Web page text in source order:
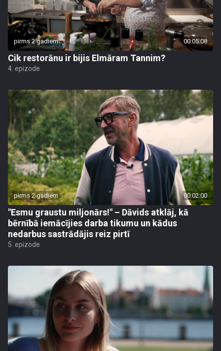
pirms 2 gadiem 00:05:08
Cik restorānu ir bijis Elmāram Tannim?
4. epizode
pirms 2 gadiem 00:02:00
"Esmu graustu miljonārs!" – Dāvids atklāj, kā
bērnībā iemācījies darba tikumu un kādus
nedarbus sastrādājis reiz pirtī
5. epizode